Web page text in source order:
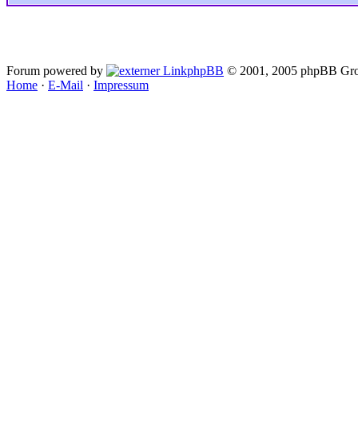
Forum powered by phpBB © 2001, 2005 phpBB
Home · E-Mail · Impressum